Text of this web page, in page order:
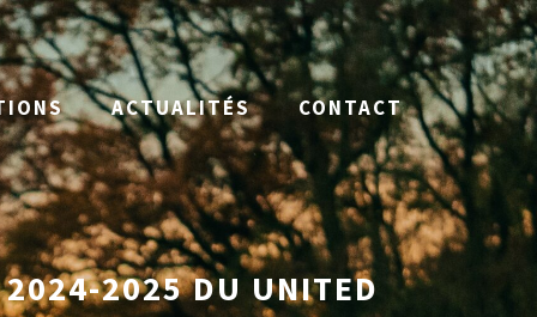
ACTUALITÉS CONTACT
2024-2025 DU UNITED